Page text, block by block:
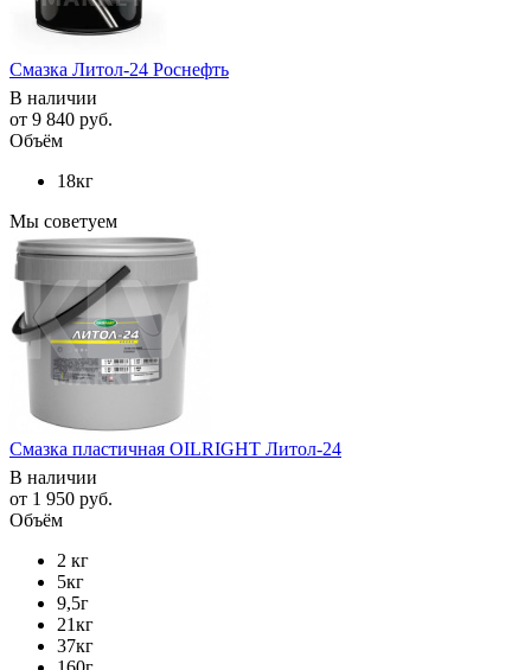
Смазка Литол-24 Роснефть
В наличии
от 9 840 руб.
Объём
18кг
Мы советуем
Смазка пластичная OILRIGHT Литол-24
В наличии
от 1 950 руб.
Объём
2 кг
5кг
9,5г
21кг
37кг